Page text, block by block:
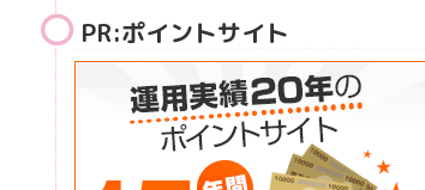
PR:ポイントサイト